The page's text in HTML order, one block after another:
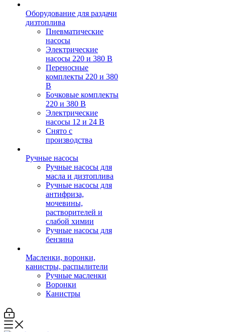
Оборудование для раздачи
дизтоплива
Пневматические
насосы
Электрические
насосы 220 и 380 В
Переносные
комплекты 220 и 380
В
Бочковые комплекты
220 и 380 В
Электрические
насосы 12 и 24 В
Снято с
производства
Ручные насосы
Ручные насосы для
масла и дизтоплива
Ручные насосы для
антифриза,
мочевины,
растворителей и
слабой химии
Ручные насосы для
бензина
Масленки, воронки,
канистры, распылители
Ручные масленки
Воронки
Канистры